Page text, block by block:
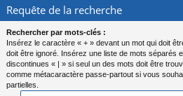
s
Requête de la recherche
Rechercher par mots-clés :
Insérez le caractère « + » devant un mot qui doit
doit être ignoré. Insérez une liste de mots séparés
discontinues « | » si seul un des mots doit être
comme métacaractère passe-partout si vous
partielles.